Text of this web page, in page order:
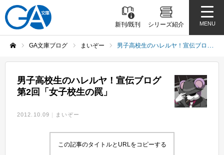
新刊/既刊 シリーズ紹介 MENU
GA文庫ブログ まいぞー 男子高校生のハレルヤ！宣伝ブログ第2回「女子校生の罠」
男子高校生のハレルヤ！宣伝ブログ
第2回「女子校生の罠」
2012.10.09 まいぞー
この記事のタイトルとURLをコピーする